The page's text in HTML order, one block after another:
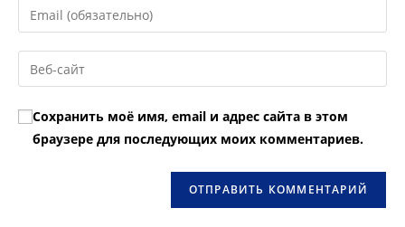
или
пользователя,
чтобы
прокомментировать
Введите
свой
email-
адрес,
прокомментировать
Введите
URL
вашего
веб-
сайта
Сохранить моё имя, email и адрес сайта в этом
браузере для последующих моих комментариев.